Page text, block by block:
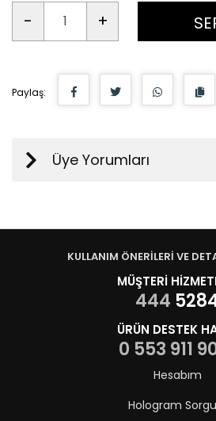
- +
Paylaş:
Üye Yorumları
KULLANIM ÖNERİLERİ VE
MÜŞTERİ
444
ÜRÜN DESTEK
0 553 911
Hesabım
Hologram